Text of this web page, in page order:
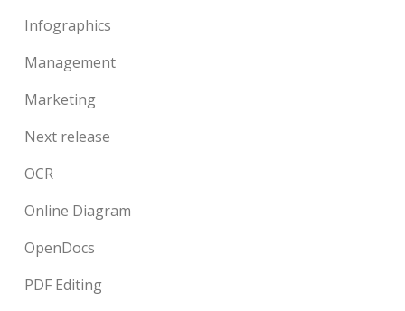
Infographics
Management
Marketing
Next release
OCR
Online Diagram
OpenDocs
PDF Editing